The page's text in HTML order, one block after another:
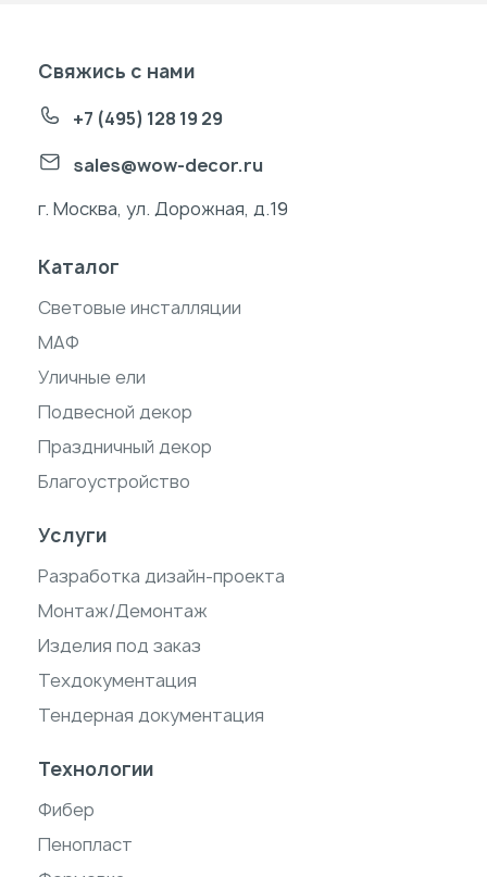
Свяжись с нами
+7 (495) 128 19 29
sales@wow-decor.ru
г. Москва, ул. Дорожная, д.19
Каталог
Световые инсталляции
МАФ
Уличные ели
Подвесной декор
Праздничный декор
Благоустройство
Услуги
Разработка дизайн-проекта
Монтаж/Демонтаж
Изделия под заказ
Техдокументация
Тендерная документация
Технологии
Фибер
Пенопласт